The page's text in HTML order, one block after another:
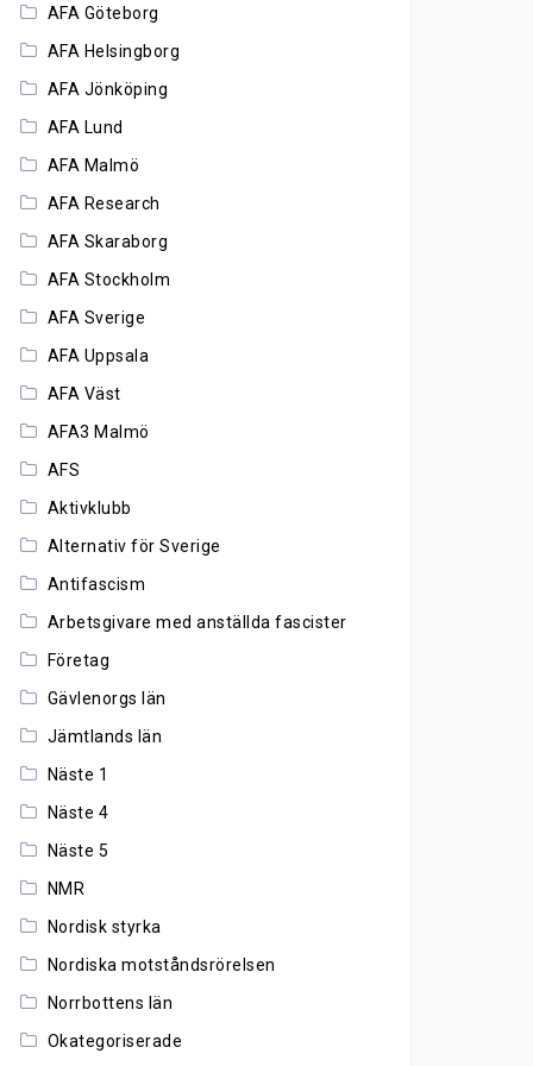
AFA Göteborg
AFA Helsingborg
AFA Jönköping
AFA Lund
AFA Malmö
AFA Research
AFA Skaraborg
AFA Stockholm
AFA Sverige
AFA Uppsala
AFA Väst
AFA3 Malmö
AFS
Aktivklubb
Alternativ för Sverige
Antifascism
Arbetsgivare med anställda fascister
Företag
Gävlenorgs län
Jämtlands län
Näste 1
Näste 4
Näste 5
NMR
Nordisk styrka
Nordiska motståndsrörelsen
Norrbottens län
Okategoriserade